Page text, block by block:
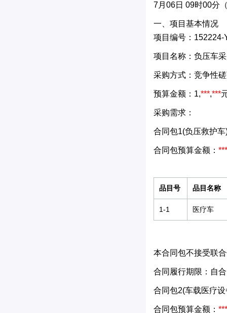
7月06日 09时00分
一、项目基本情况
项目编号：152224-
项目名称：负压车
采购方式：竞争性
预算金额：1,***,***
采购需求：
合同包1(负压救护车
合同包预算金额： ***
品目号 品目名称
1-1 医疗车
本合同包不接受联
合同履行期限：自
合同包2(车载医疗设
合同包预算金额： ***